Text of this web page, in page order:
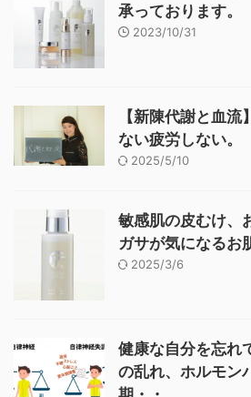
承っております。
2023/10/31
【新陳代謝と血
ない疲労しない。
2025/5/10
敏感肌の皮むけ、
ガサが気になるお
2025/3/6
健康な自分を忘れ
の乱れ、ホルモン